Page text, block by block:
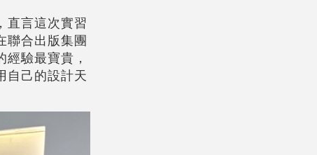
直言這次實習
聯合出版集團
驗最寶貴，
自己的設計天